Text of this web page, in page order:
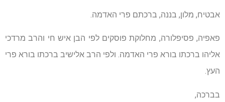
אבטיח, מלון, בננה, ברכתם פרי האדמה.
פאפיה, פסיפלורה, מחלוקת פוסקים לפי הבן איש חי והרב מרדכי
אליהו ברכתו בורא פרי האדמה. ולפי הרב אלישיב ברכתו בורא פרי
העץ.
בברכה,